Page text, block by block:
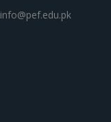
info@pef.edu.pk